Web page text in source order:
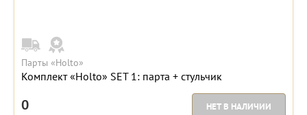
Парты «Holto»
Комплект «Holto» SET 1: парта + стульчик
0 НЕТ В НАЛИЧИИ